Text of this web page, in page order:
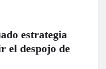
estrategia
el despojo de